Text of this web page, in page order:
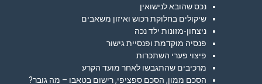
נכס שהובא לנישואין
שיקולים בחלוקת רכוש ואיזון משאבים
ניצחון-מזונות ילד נכה
פנסיה מוקדמת ופנסיית גישור
פיצוי פערי השתכרות
מרכיבים שהתגבשו לאחר מועד הקרע
הסכם ממון, הסכם ספציפי, רישום בטאבו – מה גובר?